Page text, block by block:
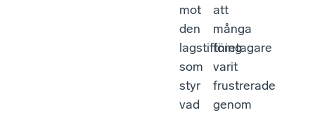
mot
den
lagstiftning
som
styr
vad
att
många
företagare
varit
frustrerade
genom